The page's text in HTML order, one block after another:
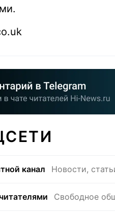
канал Новости,
Свободное